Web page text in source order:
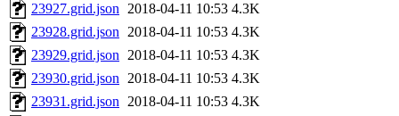
23927.grid.json 2018-04-11 10:53 4.3K
23928.grid.json 2018-04-11 10:53 4.3K
23929.grid.json 2018-04-11 10:53 4.3K
23930.grid.json 2018-04-11 10:53 4.3K
23931.grid.json 2018-04-11 10:53 4.3K